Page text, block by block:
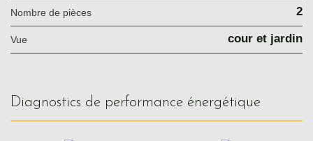
Nombre de pièces 2
Vue cour et jardin
diagnostics de performance énergétique